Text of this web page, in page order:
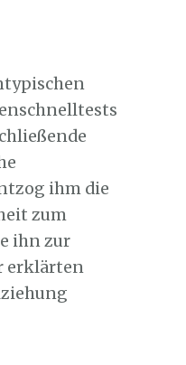
ihm die
zum
ihn zur
erklärten